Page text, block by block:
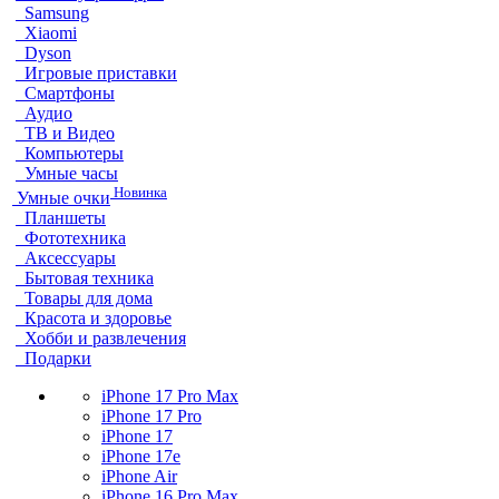
Samsung
Xiaomi
Dyson
Игровые приставки
Смартфоны
Аудио
ТВ и Видео
Компьютеры
Умные часы
Умные очки Новинка
Планшеты
Фототехника
Аксессуары
Бытовая техника
Товары для дома
Красота и здоровье
Хобби и развлечения
Подарки
iPhone 17 Pro Max
iPhone 17 Pro
iPhone 17
iPhone 17e
iPhone Air